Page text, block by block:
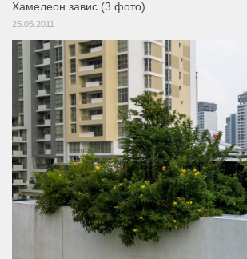
Хамелеон завис (3 фото)
25.05.2011